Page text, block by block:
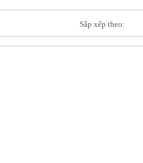
Sắp xếp theo: